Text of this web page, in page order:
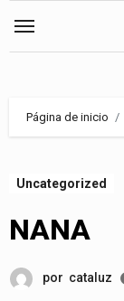
Página de inicio
Uncategorized
NANA
por cataluz